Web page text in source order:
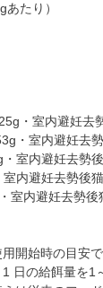
たり）
・室内避妊
・室内避妊去
室内避妊去勢
内避妊去勢後
室内避妊去勢
開始時の目安で
日の給餌量を1